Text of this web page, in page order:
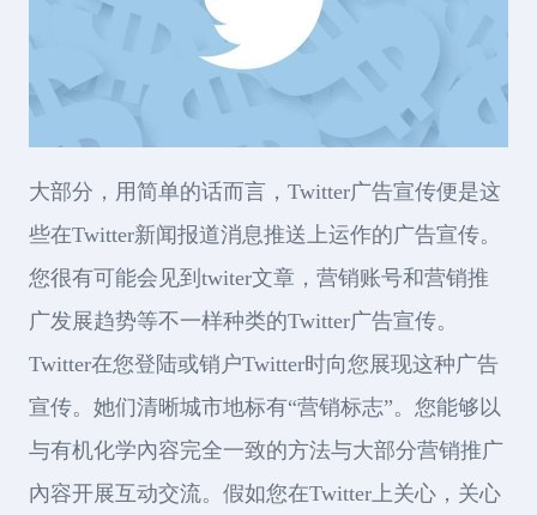
大部分，用简单的话而言，Twitter广告宣传便是这
些在Twitter新闻报道消息推送上运作的广告宣传。
您很有可能会见到twiter文章，营销账号和营销推
广发展趋势等不一样种类的Twitter广告宣传。
Twitter在您登陆或销户Twitter时向您展现这种广告
宣传。她们清晰城市地标有“营销标志”。您能够以
与有机化学內容完全一致的方法与大部分营销推广
內容开展互动交流。假如您在Twitter上关心，关心